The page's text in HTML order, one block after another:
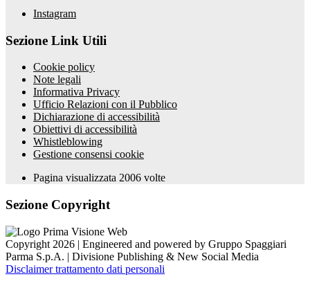
Instagram
Sezione Link Utili
Cookie policy
Note legali
Informativa Privacy
Ufficio Relazioni con il Pubblico
Dichiarazione di accessibilità
Obiettivi di accessibilità
Whistleblowing
Gestione consensi cookie
Pagina visualizzata 2006 volte
Sezione Copyright
Copyright 2026 | Engineered and powered by Gruppo Spaggiari
Parma S.p.A. | Divisione Publishing & New Social Media
Disclaimer trattamento dati personali